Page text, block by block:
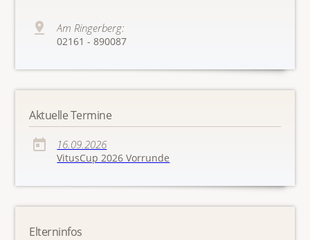
Am Ringerberg:
02161 - 890087
Aktuelle Termine
16.09.2026
VitusCup 2026 Vorrunde
Elterninfos